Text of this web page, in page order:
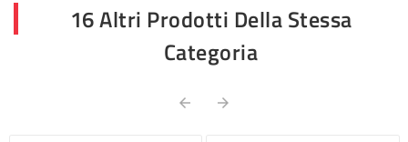
16 Altri Prodotti Della Stessa
Categoria
 